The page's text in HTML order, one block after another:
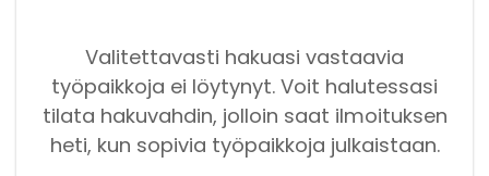
Valitettavasti hakuasi vastaavia
työpaikkoja ei löytynyt. Voit halutessasi
tilata hakuvahdin, jolloin saat ilmoituksen
heti, kun sopivia työpaikkoja julkaistaan.